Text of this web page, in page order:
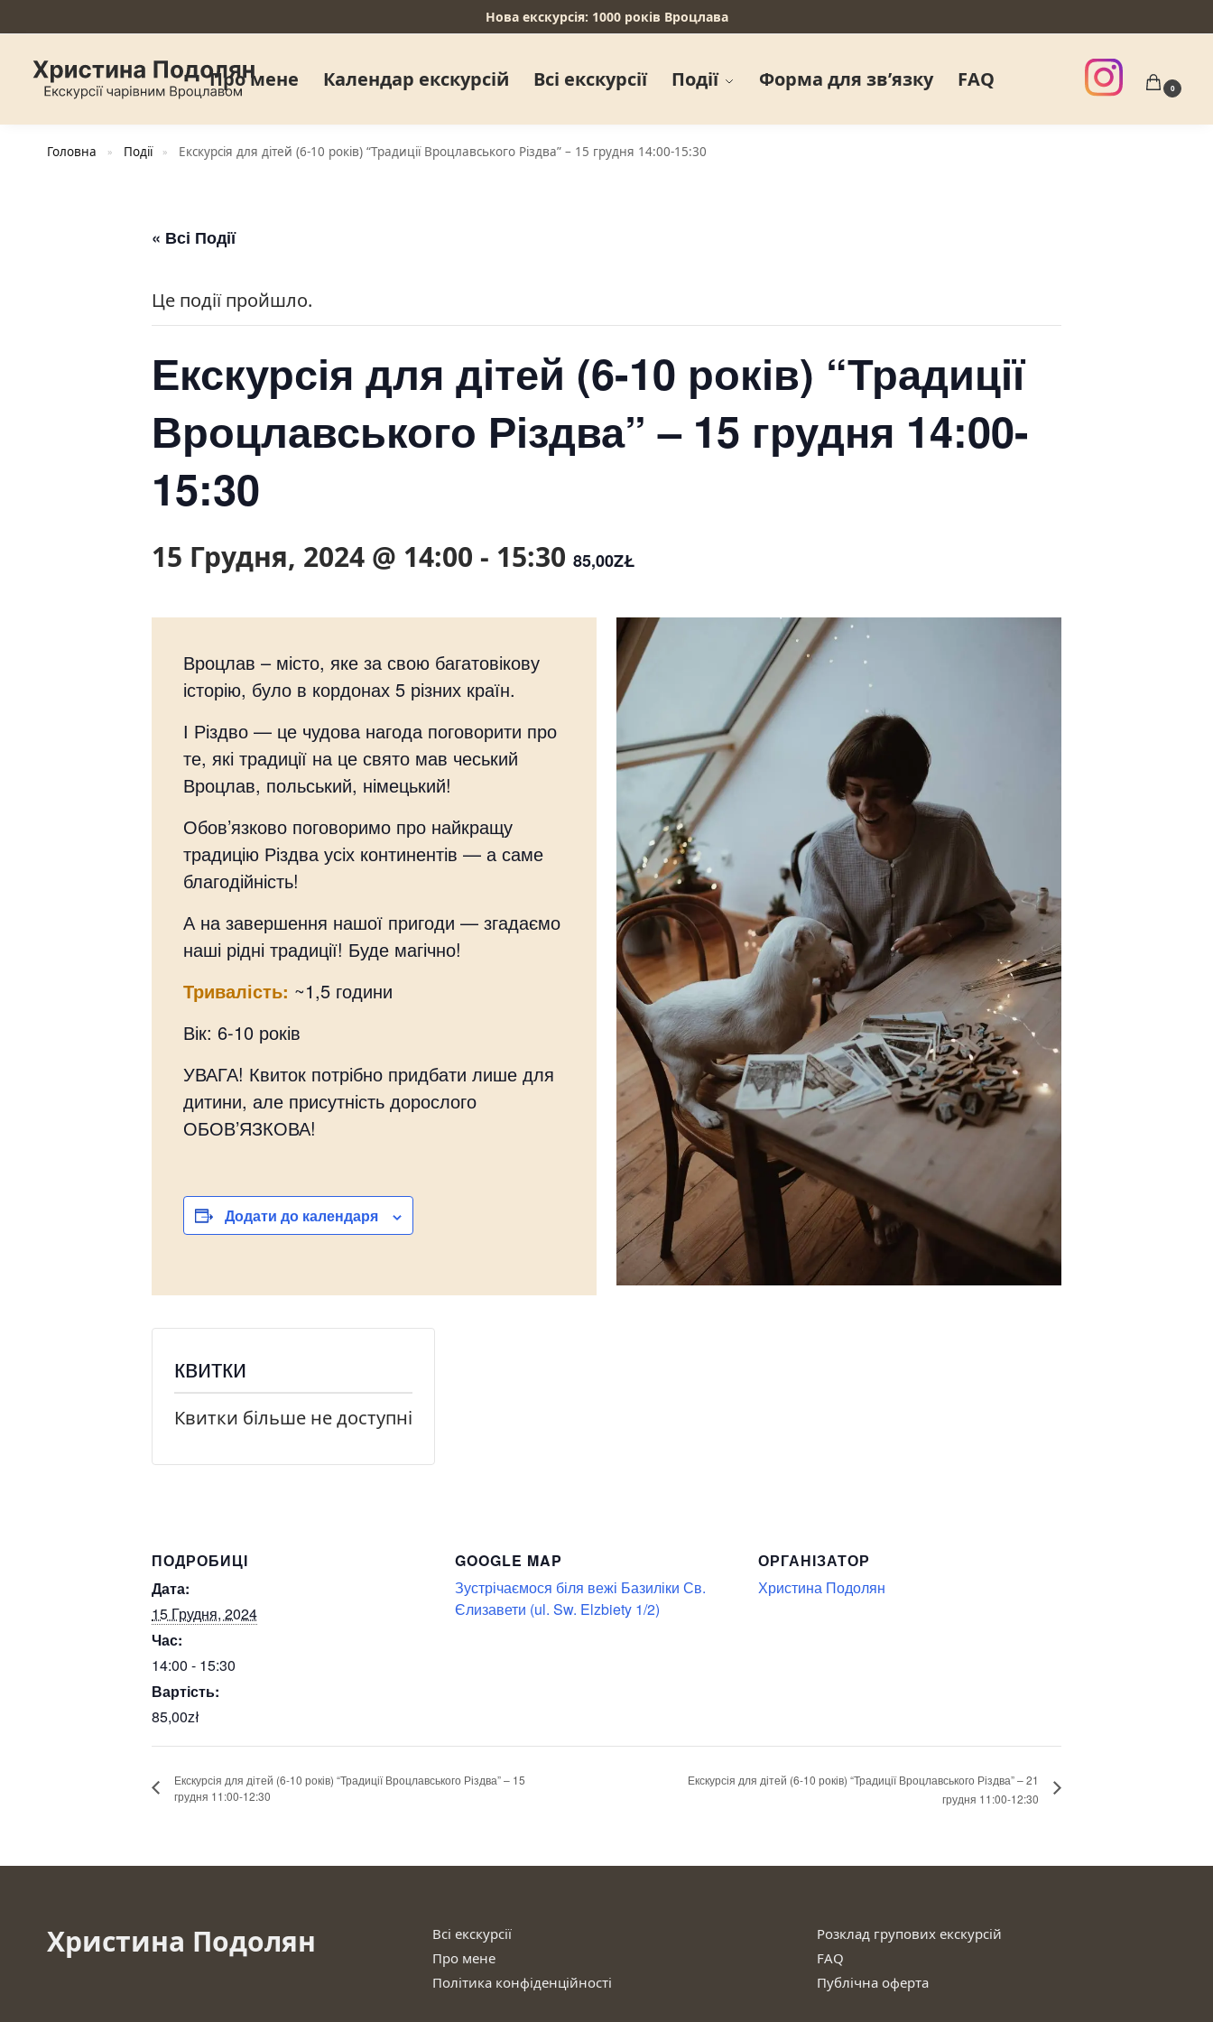
Нова екскурсія: 1000 років Вроцлава
Про мене Календар екскурсій Всі екскурсії Події Форма для звʼязку FAQ 0
Головна » Події » Екскурсія для дітей (6-10 років) “Традиції Вроцлавського Різдва” – 15 грудня 14:00-15:30
« Всі Події
Це події пройшло.
Екскурсія для дітей (6-10 років) “Традиції
Вроцлавського Різдва” – 15 грудня 14:00-
15:30
15 Грудня, 2024 @ 14:00 - 15:30 85,00ZŁ
Вроцлав – місто, яке за свою багатовікову
історію, було в кордонах 5 різних країн.
І Різдво — це чудова нагода поговорити про
те, які традиції на це свято мав чеський
Вроцлав, польський, німецький!
Обов’язково поговоримо про найкращу
традицію Різдва усіх континентів — а саме
благодійність!
А на завершення нашої пригоди — згадаємо
наші рідні традиції! Буде магічно!
Тривалість: ~1,5 години
Вік: 6-10 років
УВАГА! Квиток потрібно придбати лише для
дитини, але присутність дорослого
ОБОВ’ЯЗКОВА!
Додати до календаря
ПОДРОБИЦІ
Дата:
15 Грудня, 2024
Час:
14:00 - 15:30
Вартість:
85,00zł
GOOGLE MAP
Зустрічаємося біля вежі Базиліки Св.
Єлизавети (ul. Sw. Elzbiety 1/2)
ОРГАНІЗАТОР
Христина Подолян
квитки
Квитки більше не доступні
Екскурсія для дітей (6-10 років) “Традиції Вроцлавського Різдва” – 15
грудня 11:00-12:30
Екскурсія для дітей (6-10 років) “Традиції Вроцлавського Різдва” – 21
грудня 11:00-12:30
Христина Подолян
Всі екскурсії
Про мене
Політика конфіденційності
Розклад групових екскурсій
FAQ
Публічна оферта